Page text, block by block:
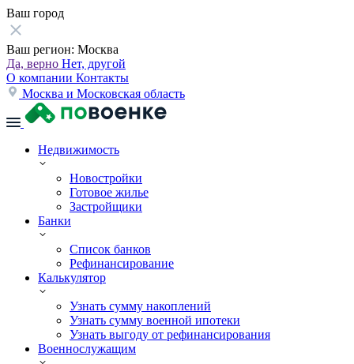
Ваш город
Ваш регион: Москва
Да, верно Нет, другой
О компании Контакты
Москва и Московская область
Недвижимость
Новостройки
Готовое жилье
Застройщики
Банки
Список банков
Рефинансирование
Калькулятор
Узнать сумму накоплений
Узнать сумму военной ипотеки
Узнать выгоду от рефинансирования
Военнослужащим